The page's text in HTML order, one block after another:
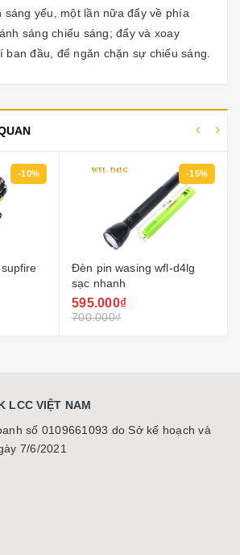
sáng yếu, một lần nữa đẩy về phía
sáng chiếu sáng; đẩy và xoay
đầu, để ngăn chặn sự chiếu sáng.
-10% -15%
Đèn pin wasing wfl-d4lg
sạc nhanh
595.000₫
700.000₫
LCC VIỆT NAM
số 0109661093 do Sở kế hoạch và
7/6/2021